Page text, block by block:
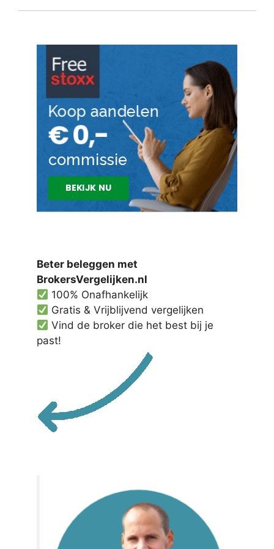
Beter beleggen met
BrokersVergelijken.nl
100% Onafhankelijk
Gratis & Vrijblijvend vergelijken
Vind de broker die het best bij je
past!